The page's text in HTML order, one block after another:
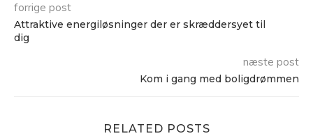
forrige post
Attraktive energiløsninger der er skræddersyet til
dig
næste post
Kom i gang med boligdrømmen
RELATED POSTS